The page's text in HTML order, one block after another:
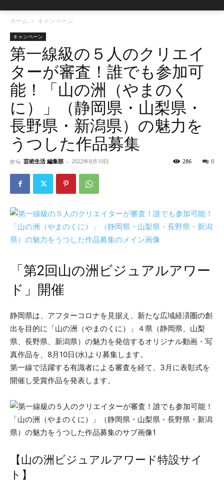
ホーム キャンペーン
キャンペーン
第一線級の５人のクリエイ
ターが審査！誰でも参加可
能！「山の洲（やまのく
に）」（静岡県・山梨県・
長野県・新潟県）の魅力を
うつした作品募集
から 芸術生活 編集部 - 2022年8月10日 0
286
「第2回山の洲ビジュアルアワー
ド」開催
静岡県は、アフターコロナを見据え、新たな広域経済圏の創
出を目的に「山の洲（やまのくに）」４県（静岡県、山梨
県、長野県、新潟県）の魅力を発信するオリジナル動画・写
真作品を、8月10日(水)より募集します。
第一線で活躍する有識者による審査を経て、3月に表彰式を
開催し受賞作品を発表します。
【山の洲ビジュアルアワード特設サイ
ト】